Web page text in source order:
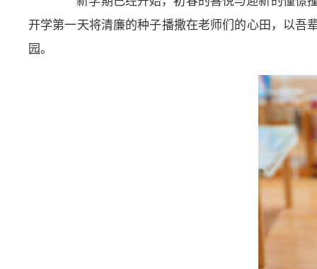
开学第一天将清廉的种子播撒在老师们的心田，以吾
园。